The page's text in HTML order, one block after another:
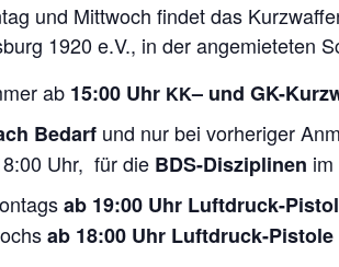
und Mitt­woch fin­det das
1920 e.V., in der ange­mie­te­ten
ab 15:00 Uhr KK– und GK-
Bedarf und nur bei vor­he­ri­ger
Uhr, für die BDS-Dis­zi­pli­nen
ab 19:00 Uhr Luft­druck-
ab 18:00 Uhr Luft­druck-Pis­tole